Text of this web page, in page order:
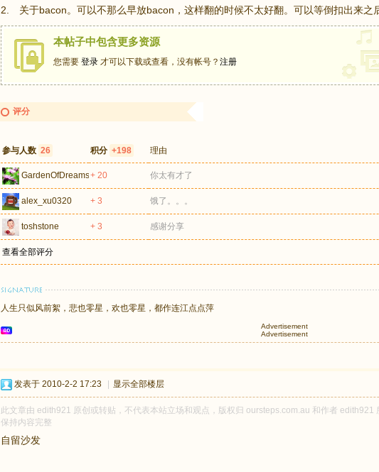
2. 关于bacon。可以不那么早放bacon，这样翻的时候不太好翻。可以等倒扣出来之
本帖子中包含更多资源
您需要 登录 才可以下载或查看，没有帐号？ 注册
评分
参与人数 26 积分 +198 理由
GardenOfDreams+ 20 你太有才了
alex_xu0320 + 3 饿了。。。
toshstone + 3 感谢分享
查看全部评分
人生只似风前絮，悲也零星，欢也零星，都作连江点点萍
Advertisement
Advertisement
发表于 2010-2-2 17:23 显示全部楼层
此文章由 edith921 原创或转贴，不代表本站立场和观点，版权归 oursteps.com.au 和作者 edith921
保持内容完整
自留沙发